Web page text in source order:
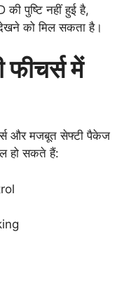
पुष्टि नहीं हुई है,
को मिल सकता है।
में
और मजबूत सेफ्टी पैकेज
हो सकते हैं: